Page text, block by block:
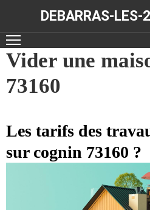
DEBARRAS-LES-
ACCUEIL
DÉBARRAS
RÉALISATIONS
CONTACT
Vider une
73160
Les tarifs des
sur cognin 73160 ?